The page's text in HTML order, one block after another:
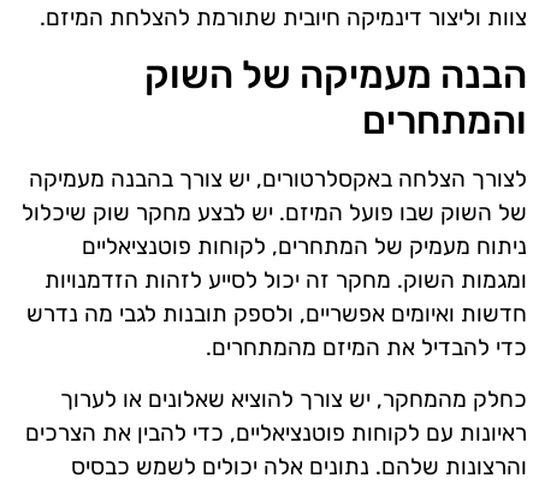
צוות וליצור דינמיקה חיובית שתורמת להצלחת המיזם.
הבנה מעמיקה של השוק
והמתחרים
לצורך הצלחה באקסלרטורים, יש צורך בהבנה מעמיקה
של השוק שבו פועל המיזם. יש לבצע מחקר שוק שיכלול
ניתוח מעמיק של המתחרים, לקוחות פוטנציאליים
ומגמות השוק. מחקר זה יכול לסייע לזהות הזדמנויות
חדשות ואיומים אפשריים, ולספק תובנות לגבי מה נדרש
כדי להבדיל את המיזם מהמתחרים.
כחלק מהמחקר, יש צורך להוציא שאלונים או לערוך
ראיונות עם לקוחות פוטנציאליים, כדי להבין את הצרכים
והרצונות שלהם. נתונים אלה יכולים לשמש כבסיס